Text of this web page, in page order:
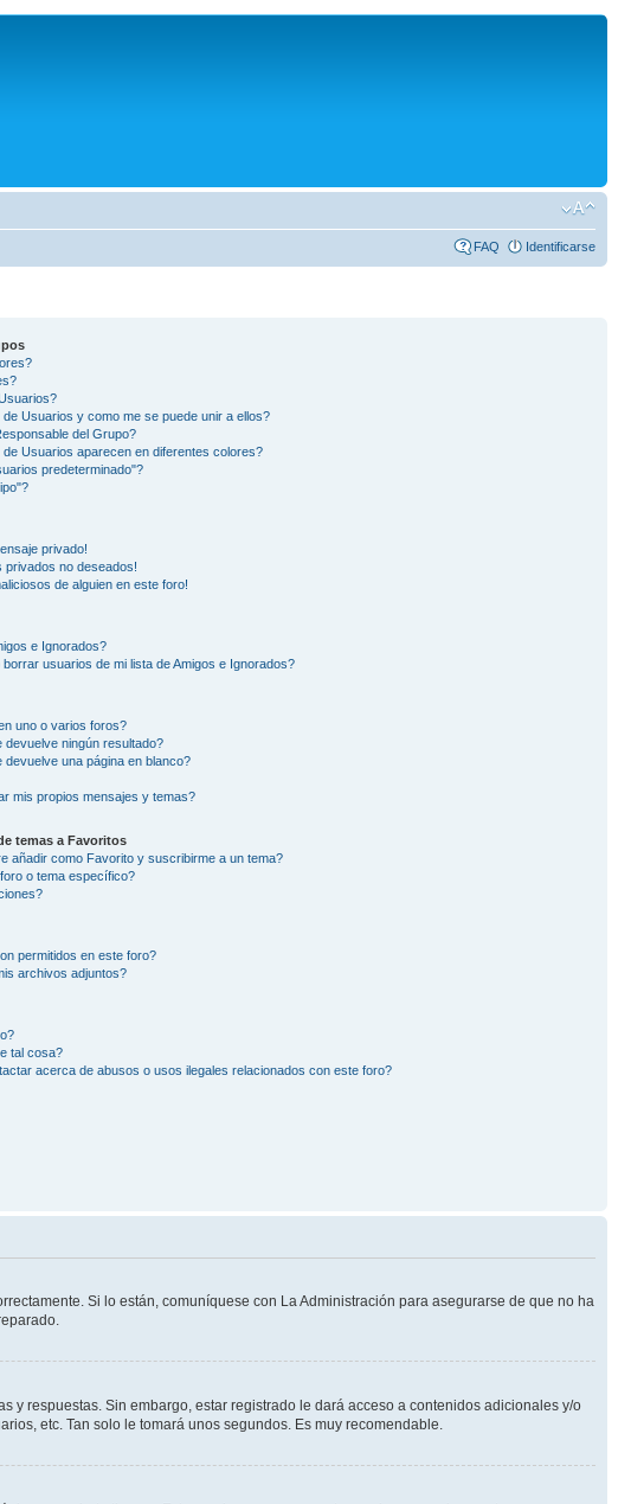
FAQ Identificarse
Usuarios y como me se puede unir a ellos?
del Grupo?
Usuarios aparecen en diferentes colores?
predeterminado"?
privado!
privados no deseados!
de alguien en este foro!
e Ignorados?
usuarios de mi lista de Amigos e Ignorados?
uno o varios foros?
devuelve ningún resultado?
devuelve una página en blanco?
mis propios mensajes y temas?
temas a Favoritos
añadir como Favorito y suscribirme a un tema?
o tema específico?
permitidos en este foro?
archivos adjuntos?
tal cosa?
acerca de abusos o usos ilegales relacionados con este foro?
Si lo están, comuníquese con La Administración para asegurarse de que no ha
y respuestas. Sin embargo, estar registrado le dará acceso a contenidos adicionales y/o
etc. Tan solo le tomará unos segundos. Es muy recomendable.